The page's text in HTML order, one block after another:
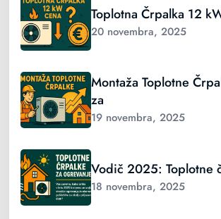
Toplotna Črpalka 12
20 novembra, 2025
Montaža Toplotne
za
19 novembra, 2025
Vodič 2025: Toplotne
18 novembra, 2025